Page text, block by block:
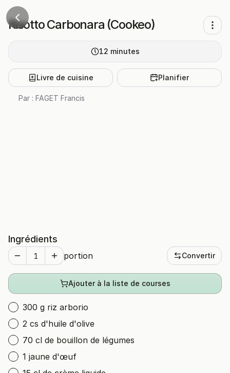
Risotto Carbonara (Cookeo)
12 minutes
Livre de cuisine Planifier
Par : FAGET Francis
Ingrédients
portion Convertir
Ajouter à la liste de courses
300 g riz arborio
2 cs d'huile d'olive
70 cl de bouillon de légumes
1 jaune d'œuf